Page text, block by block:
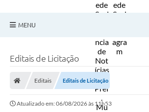
MENU
Diário Oficial
Editais de Licitação
Editais Editais de Licitação
Atualizado em: 06/08/2026 às 11h53